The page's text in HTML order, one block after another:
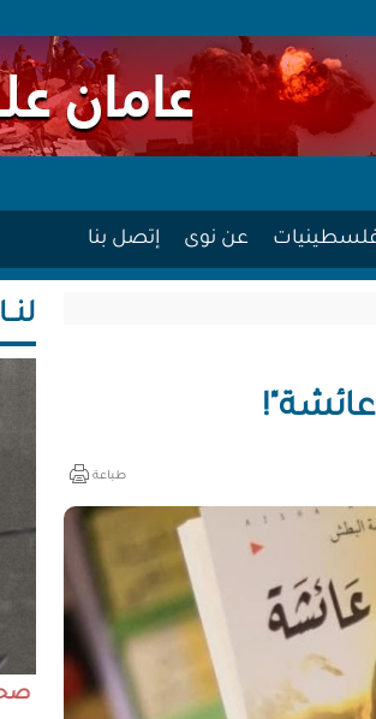
عن نوى إتصل بنا
طباعة